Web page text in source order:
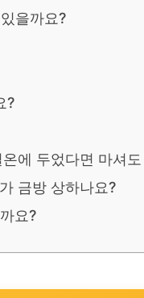
을까요?
?
에 두었다면 마셔
금방 상하나요?
요?